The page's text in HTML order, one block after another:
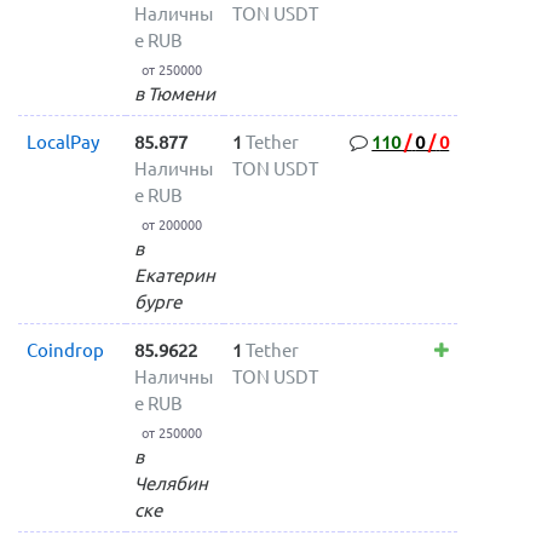
Наличны
е RUB
от 250000
в Тюмени
TON USDT
LocalPay
85.877
Наличны
е RUB
от 200000
в
Екатерин
бурге
1 Tether
TON USDT
110/0/0
Coindrop
85.9622
Наличны
е RUB
от 250000
в
Челябин
ске
1 Tether
TON USDT